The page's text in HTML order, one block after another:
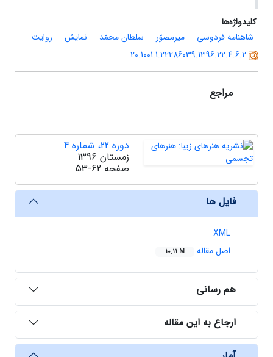
کلیدواژه‌ها
شاهنامه فردوسی
میرمصوّر سلطان محمّد نمایش
روایت
20.1001.1.22286039.1396.22.4.6.2
مراجع
دوره 22، شماره 4
زمستان 1396
صفحه 53-62
فایل ها
XML
اصل مقاله
10.11 M
هم رسانی
ارجاع به این مقاله